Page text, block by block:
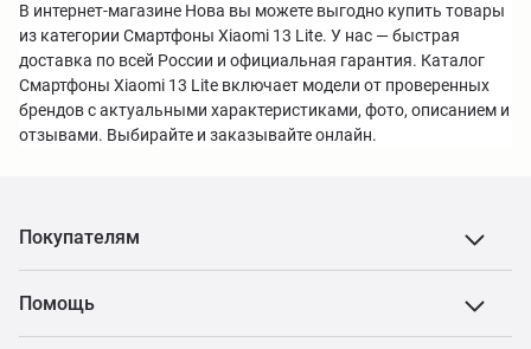
В интернет-магазине Нова вы можете выгодно купить товары
из категории Смартфоны Xiaomi 13 Lite. У нас — быстрая
доставка по всей России и официальная гарантия. Каталог
Смартфоны Xiaomi 13 Lite включает модели от проверенных
брендов с актуальными характеристиками, фото, описанием и
отзывами. Выбирайте и заказывайте онлайн.
Покупателям
Помощь